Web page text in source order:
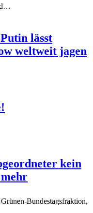
lässt
weltweit jagen
kein
Bundestagsfraktion,